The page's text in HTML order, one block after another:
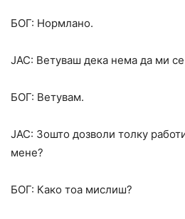
БОГ: Нормлано.
ЈАС: Ветуваш дека нема да ми
БОГ: Ветувам.
ЈАС: Зошто дозволи толку
мене?
БОГ: Како тоа мислиш?